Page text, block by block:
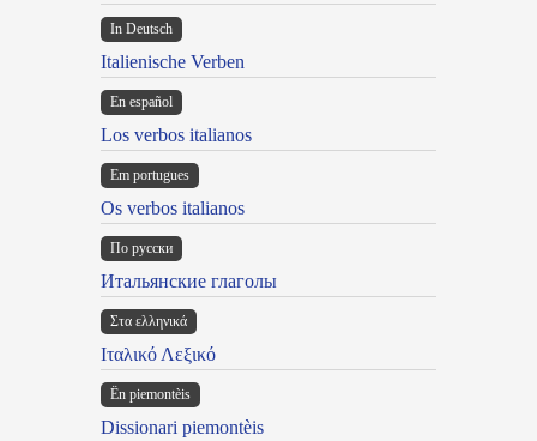
In Deutsch
Italienische Verben
En español
Los verbos italianos
Em portugues
Os verbos italianos
По русски
Итальянские глаголы
Στα ελληνικά
Ιταλικό Λεξικό
Ën piemontèis
Dissionari piemontèis